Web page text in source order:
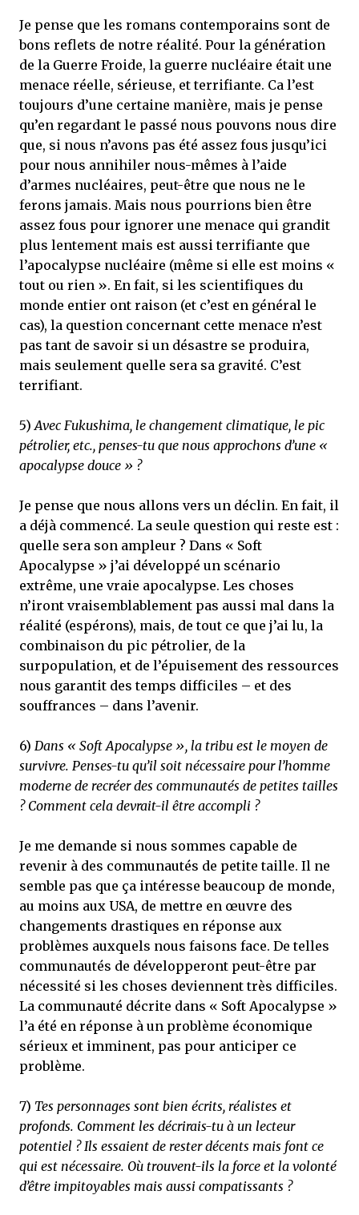
Je pense que les romans contemporains sont de
bons reflets de notre réalité. Pour la génération
de la Guerre Froide, la guerre nucléaire était une
menace réelle, sérieuse, et terrifiante. Ca l’est
toujours d’une certaine manière, mais je pense
qu’en regardant le passé nous pouvons nous dire
que, si nous n’avons pas été assez fous jusqu’ici
pour nous annihiler nous-mêmes à l’aide
d’armes nucléaires, peut-être que nous ne le
ferons jamais. Mais nous pourrions bien être
assez fous pour ignorer une menace qui grandit
plus lentement mais est aussi terrifiante que
l’apocalypse nucléaire (même si elle est moins «
tout ou rien ». En fait, si les scientifiques du
monde entier ont raison (et c’est en général le
cas), la question concernant cette menace n’est
pas tant de savoir si un désastre se produira,
mais seulement quelle sera sa gravité. C’est
terrifiant.
5)Avec Fukushima, le changement climatique, le pic
pétrolier, etc., penses-tu que nous approchons d’une «
apocalypse douce » ?
Je pense que nous allons vers un déclin. En fait, il
a déjà commencé. La seule question qui reste est :
quelle sera son ampleur ? Dans « Soft
Apocalypse » j’ai développé un scénario
extrême, une vraie apocalypse. Les choses
n’iront vraisemblablement pas aussi mal dans la
réalité (espérons), mais, de tout ce que j’ai lu, la
combinaison du pic pétrolier, de la
surpopulation, et de l’épuisement des ressources
nous garantit des temps difficiles – et des
souffrances – dans l’avenir.
6) Dans « Soft Apocalypse », la tribu est le moyen de
survivre. Penses-tu qu’il soit nécessaire pour l’homme
moderne de recréer des communautés de petites tailles
? Comment cela devrait-il être accompli ?
Je me demande si nous sommes capable de
revenir à des communautés de petite taille. Il ne
semble pas que ça intéresse beaucoup de monde,
au moins aux USA, de mettre en œuvre des
changements drastiques en réponse aux
problèmes auxquels nous faisons face. De telles
communautés de développeront peut-être par
nécessité si les choses deviennent très difficiles.
La communauté décrite dans « Soft Apocalypse »
l’a été en réponse à un problème économique
sérieux et imminent, pas pour anticiper ce
problème.
7) Tes personnages sont bien écrits, réalistes et
profonds. Comment les décrirais-tu à un lecteur
potentiel ? Ils essaient de rester décents mais font ce
qui est nécessaire. Où trouvent-ils la force et la volonté
d’être impitoyables mais aussi compatissants ?